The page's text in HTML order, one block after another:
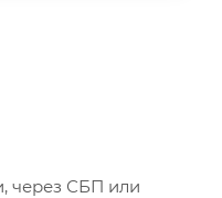
через СБП или